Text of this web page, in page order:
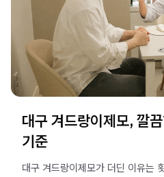
대구 겨드랑이제모, 깔
기준
대구 겨드랑이제모가 더딘 이유는